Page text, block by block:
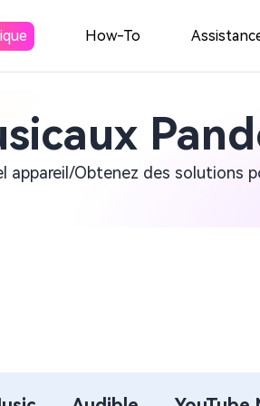
Music
Spotify Musique en
How-To
appareil/Obtenez des solutions